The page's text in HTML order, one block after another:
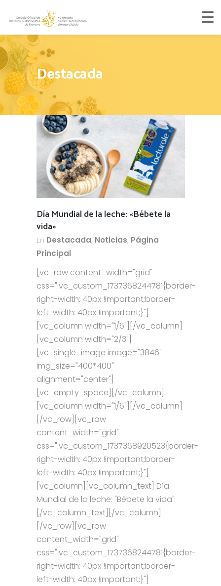
Destacada
Día Mundial de la leche: «Bébete la
vida»
En Destacada, Noticias, Página
Principal
[vc_row content_width="grid"
css=".vc_custom_1737368244781{border-
right-width: 40px !important;border-
left-width: 40px !important;}"]
[vc_column width="1/6"][/vc_column]
[vc_column width="2/3"]
[vc_single_image image="3846"
img_size="400*400"
alignment="center"]
[vc_empty_space][/vc_column]
[vc_column width="1/6"][/vc_column]
[/vc_row][vc_row
content_width="grid"
css=".vc_custom_1737368920523{border-
right-width: 40px !important;border-
left-width: 40px !important;}"]
[vc_column][vc_column_text] Día
Mundial de la leche: "Bébete la vida"
[/vc_column_text][/vc_column]
[/vc_row][vc_row
content_width="grid"
css=".vc_custom_1737368244781{border-
right-width: 40px !important;border-
left-width: 40px !important;}"]